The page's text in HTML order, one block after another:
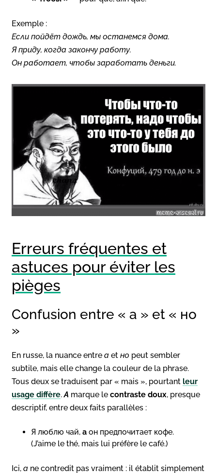
Exemple :
Если пойдёт дождь, мы останемся дома.
Я приду, когда закончу работу.
Он работает, чтобы заработать деньги.
Erreurs fréquentes et
astuces pour éviter les
pièges
Confusion entre « а » et « но
»
En russe, la nuance entre а et но peut sembler
subtile, mais elle change la couleur de la phrase.
Tous deux se traduisent par « mais », pourtant leur
usage diffère.А marque le contraste doux, presque
descriptif, entre deux faits parallèles :
Я люблю чай, а он предпочитает кофе.
(J’aime le thé, mais lui préfère le café.)
Ici, а ne contredit pas vraiment : il établit simplement